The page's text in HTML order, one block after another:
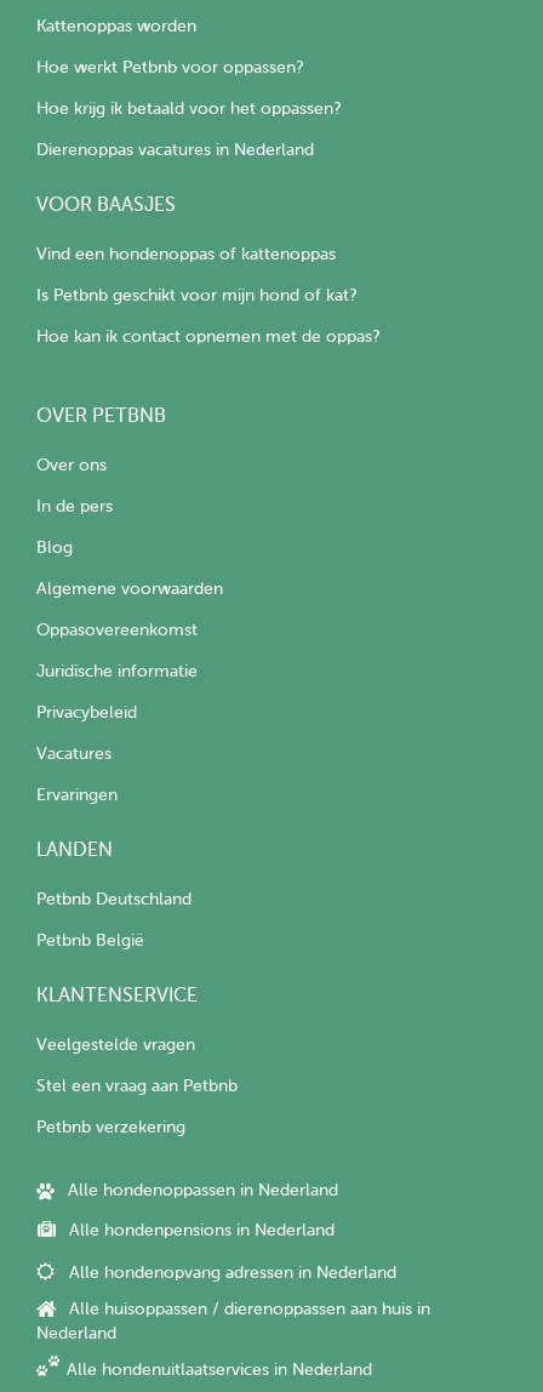
Kattenoppas worden
Hoe werkt Petbnb voor oppassen?
Hoe krijg ik betaald voor het oppassen?
Dierenoppas vacatures in Nederland
VOOR BAASJES
Vind een hondenoppas of kattenoppas
Is Petbnb geschikt voor mijn hond of kat?
Hoe kan ik contact opnemen met de oppas?
OVER PETBNB
Over ons
In de pers
Blog
Algemene voorwaarden
Oppasovereenkomst
Juridische informatie
Privacybeleid
Vacatures
Ervaringen
LANDEN
Petbnb Deutschland
Petbnb België
KLANTENSERVICE
Veelgestelde vragen
Stel een vraag aan Petbnb
Petbnb verzekering
Alle hondenoppassen in Nederland
Alle hondenpensions in Nederland
Alle hondenopvang adressen in Nederland
Alle huisoppassen / dierenoppassen aan huis in
Nederland
Alle hondenuitlaatservices in Nederland